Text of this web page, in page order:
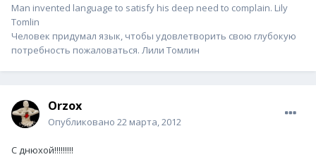
Man invented language to satisfy his deep need to complain. Lily
Tomlin
Человек придумал язык, чтобы удовлетворить свою глубокую
потребность пожаловаться. Лили Томлин
Orzox
Опубликовано 22 марта, 2012
С днюхой!!!!!!!!!